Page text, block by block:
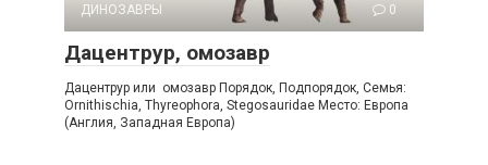
ДИНОЗАВРЫ 0
Дацентрур, омозавр
Дацентрур или омозавр Порядок, Подпорядок, Семья:
Ornithischia, Thyreophora, Stegosauridae Место: Европа
(Англия, Западная Европа)